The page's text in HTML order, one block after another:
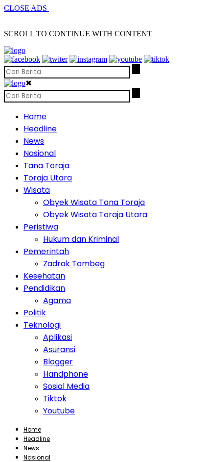
CLOSE ADS
SCROLL TO CONTINUE WITH CONTENT
✖
Home
Headline
News
Nasional
Tana Toraja
Toraja Utara
Wisata
Obyek Wisata Tana Toraja
Obyek Wisata Toraja Utara
Peristiwa
Hukum dan Kriminal
Pemerintah
Zadrak Tombeg
Kesehatan
Pendidikan
Agama
Politik
Teknologi
Aplikasi
Asuransi
Blogger
Handphone
Sosial Media
Tiktok
Youtube
Home
Headline
News
Nasional